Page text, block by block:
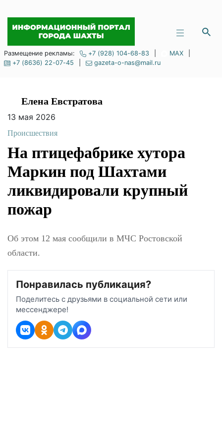
Размещение рекламы: +7 (928) 104-68-83 MAX
+7 (8636) 22-07-45
gazeta-o-nas@mail.ru
Елена Евстратова
13 мая 2026
Происшествия
На птицефабрике
хутора Маркин под
Шахтами
ликвидировали
Об этом 12 мая сообщили в МЧС Ростовской
области.
Понравилась публикация?
мессенджере!